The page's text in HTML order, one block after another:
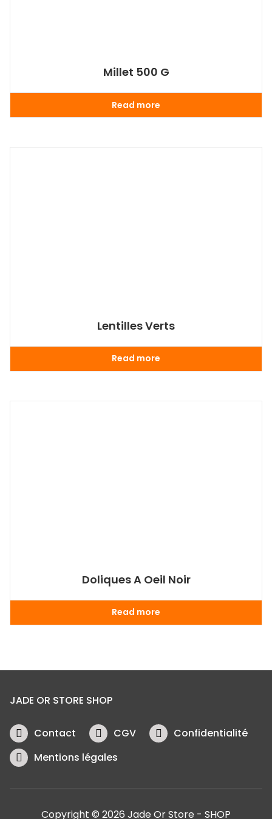
Millet 500 G
Read more
Lentilles Verts
Read more
Doliques A Oeil Noir
Read more
JADE OR STORE SHOP
Contact CGV
Confidentialité
Mentions légales
Copyright © 2026 Jade Or Store - SHOP